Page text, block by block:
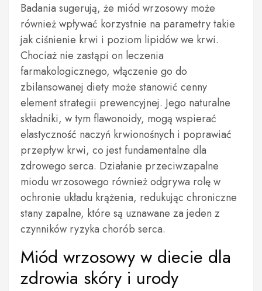
Badania sugerują, że miód wrzosowy może
również wpływać korzystnie na parametry takie
jak ciśnienie krwi i poziom lipidów we krwi.
Chociaż nie zastąpi on leczenia
farmakologicznego, włączenie go do
zbilansowanej diety może stanowić cenny
element strategii prewencyjnej. Jego naturalne
składniki, w tym flawonoidy, mogą wspierać
elastyczność naczyń krwionośnych i poprawiać
przepływ krwi, co jest fundamentalne dla
zdrowego serca. Działanie przeciwzapalne
miodu wrzosowego również odgrywa rolę w
ochronie układu krążenia, redukując chroniczne
stany zapalne, które są uznawane za jeden z
czynników ryzyka chorób serca.
Miód wrzosowy w diecie dla
zdrowia skóry i urody